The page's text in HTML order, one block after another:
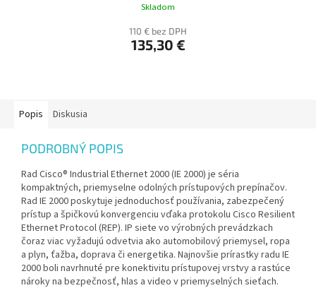
Skladom
110 € bez DPH
135,30 €
Popis Diskusia
PODROBNÝ POPIS
Rad Cisco® Industrial Ethernet 2000 (IE 2000) je séria
kompaktných, priemyselne odolných prístupových prepínačov.
Rad IE 2000 poskytuje jednoduchosť používania, zabezpečený
prístup a špičkovú konvergenciu vďaka protokolu Cisco Resilient
Ethernet Protocol (REP). IP siete vo výrobných prevádzkach
čoraz viac vyžadujú odvetvia ako automobilový priemysel, ropa
a plyn, ťažba, doprava či energetika. Najnovšie prírastky radu IE
2000 boli navrhnuté pre konektivitu prístupovej vrstvy a rastúce
nároky na bezpečnosť, hlas a video v priemyselných sieťach.